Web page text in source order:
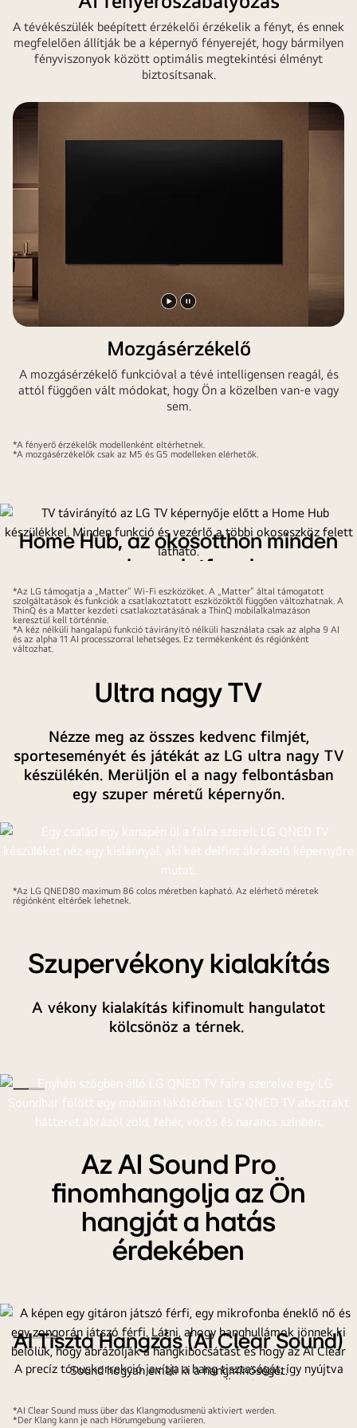
A tévékészülék beépített érzékelői érzékelik a fényt, és ennek
megfelelően állítják be a képernyő fényerejét, hogy bármilyen
fényviszonyok között optimális megtekintési élményt
biztosítsanak.
Mozgásérzékelő
A mozgásérzékelő funkcióval a tévé intelligensen reagál, és
attól függően vált módokat, hogy Ön a közelben van-e vagy
sem.
lejátszásamegállítása
*A fényerő érzékelők modellenként eltérhetnek.
*A mozgásérzékelők csak az M5 és G5 modelleken elérhetők.
Home Hub, az okosotthon minden
egyben platformja
Zökkenőmentesen kezelheti az LG háztartási készülékeket a
Google Home eszközökkel és egyebekkel együtt. Tapasztalja
meg egész otthona egyetlen kezelőfelületen történő
irányításának kényelmét.
*Az LG támogatja a „Matter” Wi-Fi eszközöket. A „Matter” által támogatott
szolgáltatások és funkciók a csatlakoztatott eszközöktől függően változhatnak. A
ThinQ és a Matter kezdeti csatlakoztatásának a ThinQ mobilalkalmazáson
keresztül kell történnie.
*A kéz nélküli hangalapú funkció távirányító nélküli használata csak az alpha 9 AI
és az alpha 11 AI processzorral lehetséges. Ez termékenként és régiónként
változhat.
Ultra nagy TV
Nézze meg az összes kedvenc filmjét,
sporteseményét és játékát az LG ultra nagy TV
készülékén. Merüljön el a nagy felbontásban
egy szuper méretű képernyőn.
*Az LG QNED80 maximum 86 colos méretben kapható. Az elérhető méretek
régiónként eltérőek lehetnek.
Szupervékony kialakítás
A vékony kialakítás kifinomult hangulatot
kölcsönöz a térnek.
Az AI Sound Pro
finomhangolja az Ön
hangját a hatás
érdekében
AI Tiszta Hangzás (AI Clear Sound)
A precíz tónuskorrekció javítja a hang tisztaságát, így nyújtva
kivételes audó élményt Önnek!
*AI Clear Sound muss über das Klangmodusmenü aktiviert werden.
*Der Klang kann je nach Hörumgebung variieren.